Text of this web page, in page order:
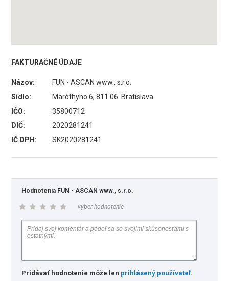
FAKTURAČNÉ ÚDAJE
Názov:
FUN - ASCAN www., s.r.o.
Sídlo:
Maróthyho 6, 811 06 Bratislava
IČO:
35800712
DIČ:
2020281241
IČ DPH:
SK2020281241
Hodnotenia FUN - ASCAN www., s.r.o.
vyber hodnotenie
Pridávať hodnotenie môže len prihlásený používateľ.